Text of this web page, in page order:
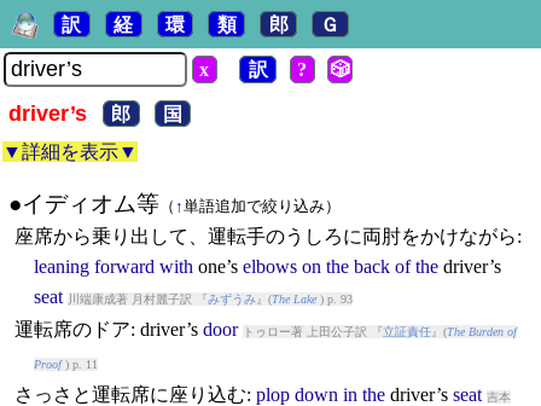
訳 経 環 類 郎 Ｇ
x 訳 ? 🎲
driver’s 郎
国
▼詳細を表示▼
●イディオム等（ ↑単語追加で絞り込み）
座席から乗り出して、運転手のうしろに両肘をかけながら:
leaning forward with one’s elbows on the back of the driver’s
seat
川端康成著 月村麗子訳 『みずうみ』(The Lake) p. 93
運転席のドア: driver’s door トゥロー著 上田公子訳 『立証責任』(The Burden of
Proof) p. 11
さっさと運転席に座り込む: plop down in the driver’s seat 吉本